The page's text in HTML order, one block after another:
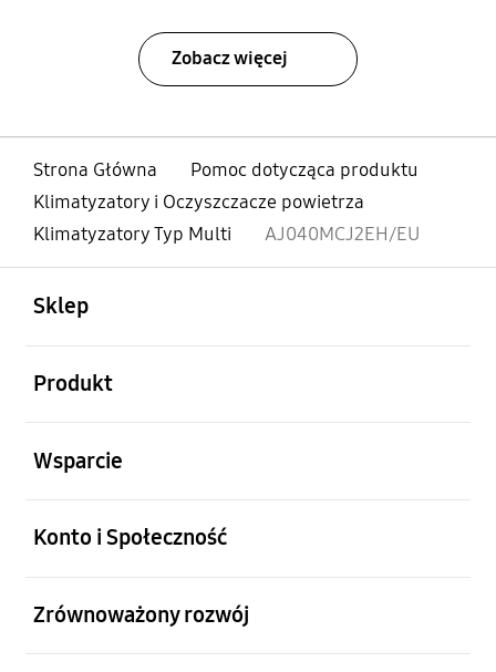
Zobacz więcej
Strona Główna
Pomoc dotycząca produktu
Klimatyzatory i Oczyszczacze powietrza
Klimatyzatory Typ Multi
AJ040MCJ2EH/EU
Sklep
Produkt
Wsparcie
Konto i Społeczność
Zrównoważony rozwój